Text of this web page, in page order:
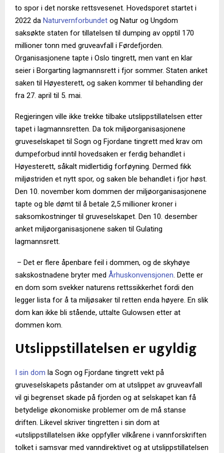
to spor i det norske rettsvesenet. Hovedsporet startet i
2022 da Naturvernforbundet og Natur og Ungdom
saksøkte staten for tillatelsen til dumping av opptil 170
millioner tonn med gruveavfall i Førdefjorden.
Organisasjonene tapte i Oslo tingrett, men vant en klar
seier i Borgarting lagmannsrett i fjor sommer. Staten anket
saken til Høyesterett, og saken kommer til behandling der
fra 27. april til 5. mai.
Regjeringen ville ikke trekke tilbake utslippstillatelsen etter
tapet i lagmannsretten. Da tok miljøorganisasjonene
gruveselskapet til Sogn og Fjordane tingrett med krav om
dumpeforbud inntil hovedsaken er ferdig behandlet i
Høyesterett, såkalt midlertidig forføyning. Dermed fikk
miljøstriden et nytt spor, og saken ble behandlet i fjor høst.
Den 10. november kom dommen der miljøorganisasjonene
tapte og ble dømt til å betale 2,5 millioner kroner i
saksomkostninger til gruveselskapet. Den 10. desember
anket miljøorganisasjonene saken til Gulating
lagmannsrett.
– Det er flere åpenbare feil i dommen, og de skyhøye
sakskostnadene bryter med Århuskonvensjonen. Dette er
en dom som svekker naturens rettssikkerhet fordi den
legger lista for å ta miljøsaker til retten enda høyere. En slik
dom kan ikke bli stående, uttalte Gulowsen etter at
dommen kom.
Utslippstillatelsen er ugyldig
I sin dom la Sogn og Fjordane tingrett vekt på
gruveselskapets påstander om at utslippet av gruveavfall
vil gi begrenset skade på fjorden og at selskapet kan få
betydelige økonomiske problemer om de må stanse
driften. Likevel skriver tingretten i sin dom at
«utslippstillatelsen ikke oppfyller vilkårene i vannforskriften
tolket i samsvar med vanndirektivet og at utslippstillatelsen